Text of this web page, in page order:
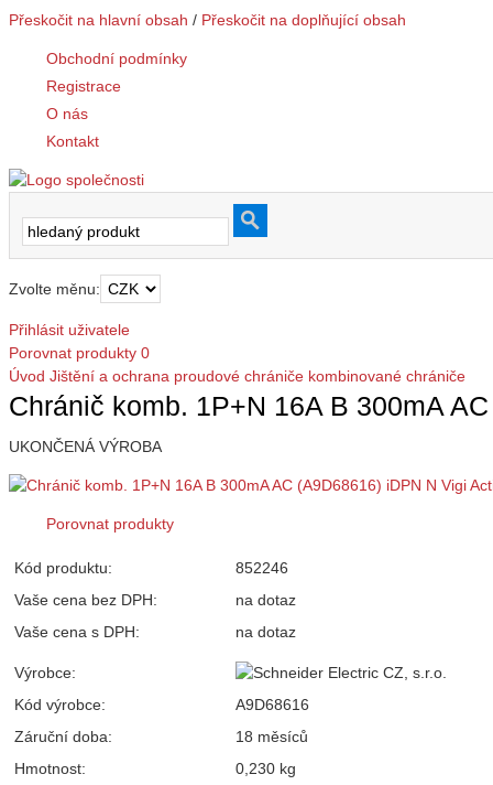
Přeskočit na hlavní obsah / Přeskočit na doplňující obsah
Obchodní podmínky
Registrace
O nás
Kontakt
Zvolte měnu:
Přihlásit uživatele
Porovnat produkty 0
Úvod Jištění a ochrana proudové chrániče kombinované chrániče
Chránič komb. 1P+N 16A B 300mA
UKONČENÁ VÝROBA
Porovnat produkty
Kód produktu:
852246
Vaše cena bez DPH:
na dotaz
Vaše cena s DPH:
na dotaz
Výrobce:
Kód výrobce:
A9D68616
Záruční doba:
18 měsíců
Hmotnost:
0,230 kg